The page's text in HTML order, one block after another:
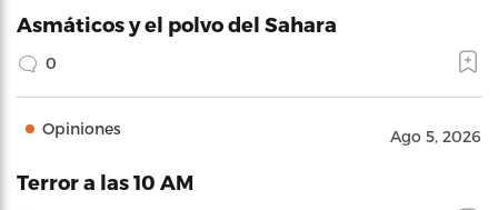
Asmáticos y el polvo del Sahara
0
Opiniones Ago 5, 2026
Terror a las 10 AM